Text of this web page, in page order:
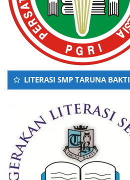
LITERASI SMP TARUNA BAKTI